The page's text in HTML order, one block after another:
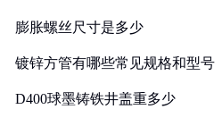
膨胀螺丝尺寸是多少
镀锌方管有哪些常见规格和型号
D400球墨铸铁井盖重多少